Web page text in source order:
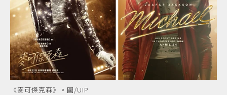
《麥可傑克森》。圖/UIP